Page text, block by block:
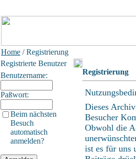
Home / Registrierung
Registrierte Benutzer
Benutzername:
Paßwort:
Beim nächsten
Besuch
automatisch
anmelden?
Registrierung
Dieses
Besucher
Obwohl die
ist es für uns